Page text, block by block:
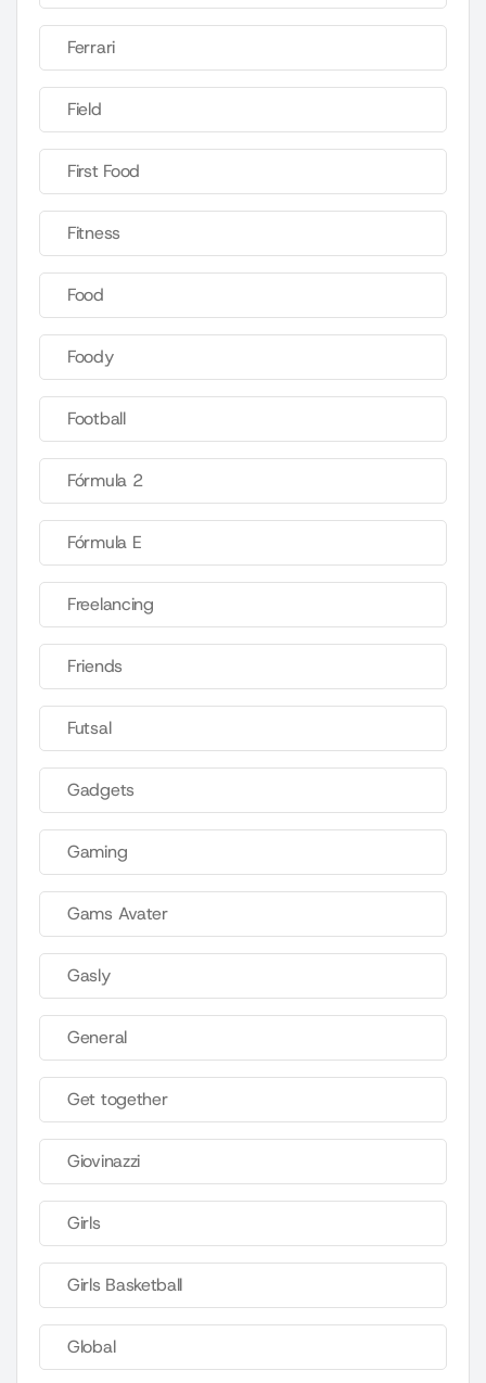
Ferrari
Field
First Food
Fitness
Food
Foody
Football
Fórmula 2
Fórmula E
Freelancing
Friends
Futsal
Gadgets
Gaming
Gams Avater
Gasly
General
Get together
Giovinazzi
Girls
Girls Basketball
Global